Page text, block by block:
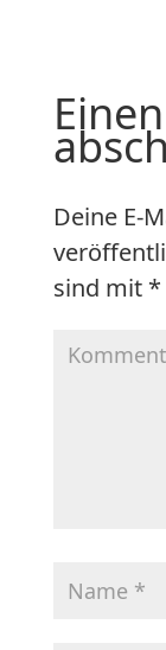
Deine E-
sind mit *